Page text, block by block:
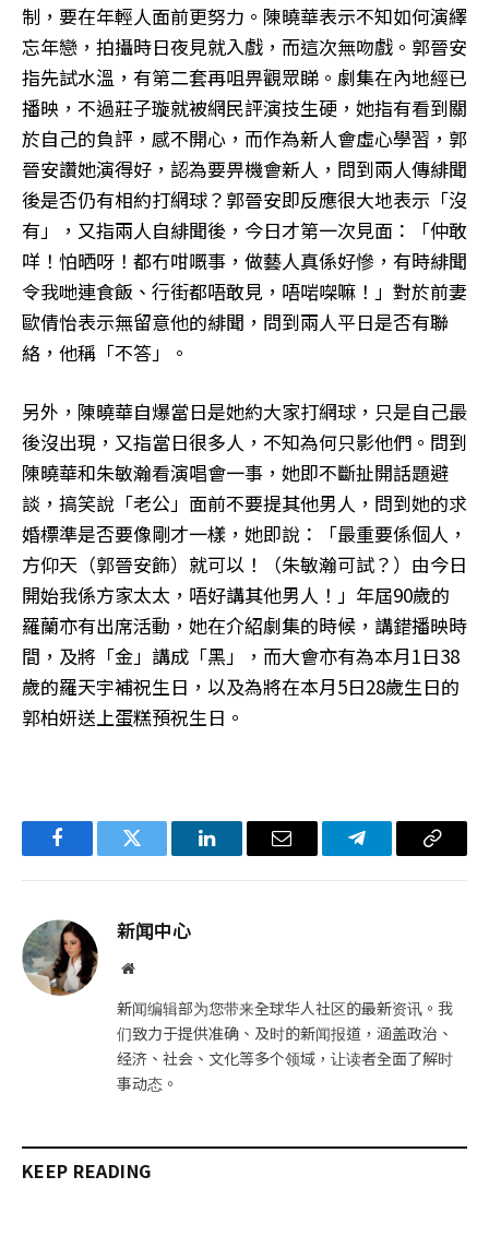
制，要在年輕人面前更努力。陳曉華表示不知如何演繹
忘年戀，拍攝時日夜見就入戲，而這次無吻戲。郭晉安
指先試水溫，有第二套再咀畀觀眾睇。劇集在內地經已
播映，不過莊子璇就被網民評演技生硬，她指有看到關
於自己的負評，感不開心，而作為新人會虛心學習，郭
晉安讚她演得好，認為要畀機會新人，問到兩人傳緋聞
後是否仍有相約打網球？郭晉安即反應很大地表示「沒
有」，又指兩人自緋聞後，今日才第一次見面：「仲敢
咩！怕晒呀！都冇咁嘅事，做藝人真係好慘，有時緋聞
令我哋連食飯、行街都唔敢見，唔啱㗎嘛！」對於前妻
歐倩怡表示無留意他的緋聞，問到兩人平日是否有聯
絡，他稱「不答」。
另外，陳曉華自爆當日是她約大家打網球，只是自己最
後沒出現，又指當日很多人，不知為何只影他們。問到
陳曉華和朱敏瀚看演唱會一事，她即不斷扯開話題避
談，搞笑說「老公」面前不要提其他男人，問到她的求
婚標準是否要像剛才一樣，她即說：「最重要係個人，
方仰天（郭晉安飾）就可以！（朱敏瀚可試？）由今日
開始我係方家太太，唔好講其他男人！」年屆90歲的
羅蘭亦有出席活動，她在介紹劇集的時候，講錯播映時
間，及將「金」講成「黑」，而大會亦有為本月1日38
歲的羅天宇補祝生日，以及為將在本月5日28歲生日的
郭柏妍送上蛋糕預祝生日。
FacebookTwitter LinkedIn电
Telegram复
新闻中心
网
新闻编辑部为您带来全球华人社区的最新资讯。我
们致力于提供准确、及时的新闻报道，涵盖政治、
经济、社会、文化等多个领域，让读者全面了解时
事动态。
KEEP READING